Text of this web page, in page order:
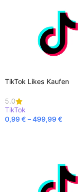
TikTok Likes Kaufen
5.0
TikTok
0,99€ –499,99€